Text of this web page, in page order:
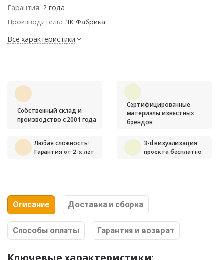
Гарантия: 2 года
Производитель: ЛК Фабрика
Все характеристики
Собственный склад и
производство с 2001 года
Сертифицированные
материалы известных
брендов
Любая сложность!
Гарантия от 2-х лет
3-d визуализация
проекта бесплатно
Описание Доставка и сборка
Способы оплаты Гарантия и возврат
Ключевые характеристики: